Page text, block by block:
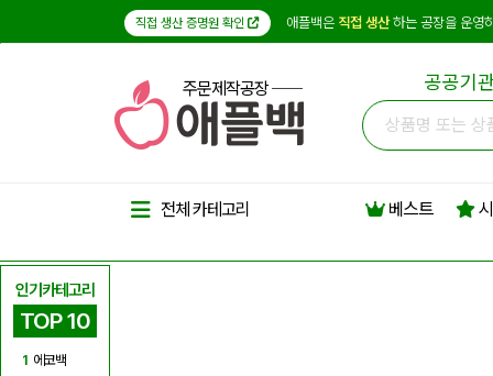
직접 생산 증명원 확인 애플백은 직접 생산하는 공장을 운영
주문제작공장 공공기
인기카테고리
TOP 10
1 에코백
전체 카테고리 베스트